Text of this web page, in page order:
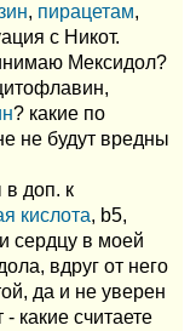
, пирацетам,
с Никот.
Мексидол?
? какие по
не будут вредны
в доп. к
кислота, b5,
сердцу в моей
вдруг от него
да и не уверен
какие считаете